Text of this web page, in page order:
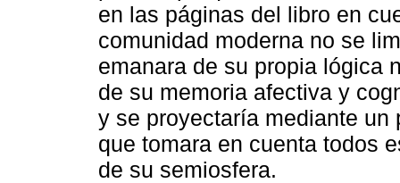
en las páginas del libro en
comunidad moderna no se
emanara de su propia lógica
de su memoria afectiva y
y se proyectaría mediante un
que tomara en cuenta todos
de su semiosfera.